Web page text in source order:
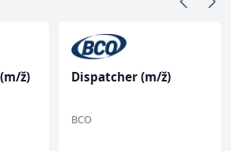
ž) Dispatcher (m/ž)
BCO